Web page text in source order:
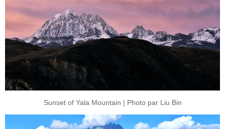
Sunset of Yala Mountain | Photo par Liu Bin